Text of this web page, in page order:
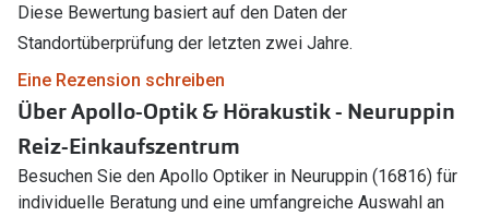
Diese Bewertung basiert auf den Daten der
Standortüberprüfung der letzten zwei Jahre.
Eine Rezension schreiben
Über Apollo-Optik & Hörakustik - Neuruppin
Reiz-Einkaufszentrum
Besuchen Sie den Apollo Optiker in Neuruppin (16816) für
individuelle Beratung und eine umfangreiche Auswahl an